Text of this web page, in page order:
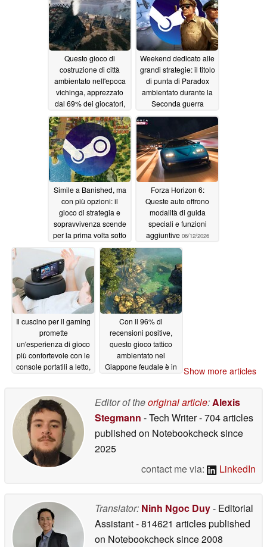
Questo gioco di
costruzione di città
ambientato nell'epoca
vichinga, apprezzato
dal 69% dei giocatori,
è in sconto del 70% su
Steam 06/13/2026
Weekend dedicato alle
grandi strategie: il titolo
di punta di Paradox
ambientato durante la
Seconda guerra
mondiale è
temporaneamente
gratuito su Steam
06/12/2026
Simile a Banished, ma
con più opzioni: il
gioco di strategia e
sopravvivenza scende
per la prima volta sotto
i 5 dollari su Steam
06/12/2026
Forza Horizon 6:
Queste auto offrono
modalità di guida
speciali e funzioni
aggiuntive 06/12/2026
Il cuscino per il gaming
promette
un'esperienza di gioco
più confortevole con le
console portatili a letto,
Con il 96% di
recensioni positive,
questo gioco tattico
ambientato nel
Giappone feudale è in
Show more articles
Editor of theoriginal article:Alexis
Stegmann - Tech Writer- 704 articles
published on Notebookchecksince
2025
contact me via:
LinkedIn
Translator: Ninh Ngoc Duy- Editorial
Assistant- 814621 articles published
on Notebookchecksince 2008